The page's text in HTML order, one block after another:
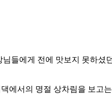
들에게 전에 맛보지 못하
에서의 명절 상차림을 보고